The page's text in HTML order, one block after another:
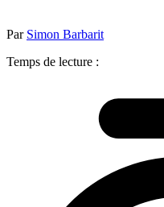
Par Simon Barbarit
Temps de lecture :